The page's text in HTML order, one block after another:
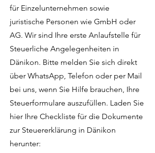
für Einzelunternehmen sowie
juristische Personen wie GmbH oder
AG. Wir sind Ihre erste Anlaufstelle für
Steuerliche Angelegenheiten in
Dänikon. Bitte melden Sie sich direkt
über WhatsApp, Telefon oder per Mail
bei uns, wenn Sie Hilfe brauchen, Ihre
Steuerformulare auszufüllen. Laden Sie
hier Ihre Checkliste für die Dokumente
zur Steuererklärung in Dänikon
herunter: